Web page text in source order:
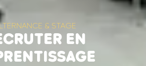
& STAGE
EN